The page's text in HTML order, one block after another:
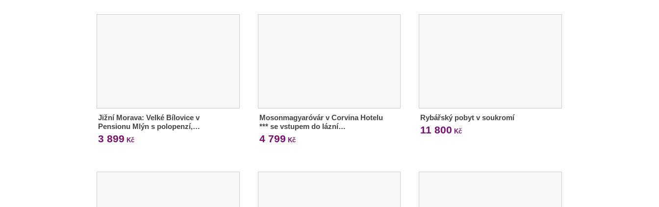
Jižní Morava: Velké Bílovice v
Pensionu Mlýn s polopenzí,…
3 899 Kč
Mosonmagyaróvár v Corvina Hotelu
*** se vstupem do lázní…
4 799 Kč
Rybářský pobyt v soukromí
11 800 Kč